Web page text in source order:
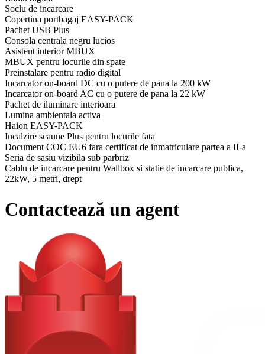
Soclu de incarcare
Copertina portbagaj EASY-PACK
Pachet USB Plus
Consola centrala negru lucios
Asistent interior MBUX
MBUX pentru locurile din spate
Preinstalare pentru radio digital
Incarcator on-board DC cu o putere de pana la 200 kW
Incarcator on-board AC cu o putere de pana la 22 kW
Pachet de iluminare interioara
Lumina ambientala activa
Haion EASY-PACK
Incalzire scaune Plus pentru locurile fata
Document COC EU6 fara certificat de inmatriculare partea a II-a
Seria de sasiu vizibila sub parbriz
Cablu de incarcare pentru Wallbox si statie de incarcare publica,
22kW, 5 metri, drept
Asistent activ la schimbarea benzii
Functie de repornire automata in blocajele de trafic
Adaptarea vitezei in functie de ruta
Pachet Electric Art interior
Padele galvanizate pe volan
Plafon imbracat in stofa neagra
Scaune confort
Lumina ambientala
Ornament din lemn de nuc tip deck
Acces HANDS-FREE
KEYLESS-GO
Contactează un agent